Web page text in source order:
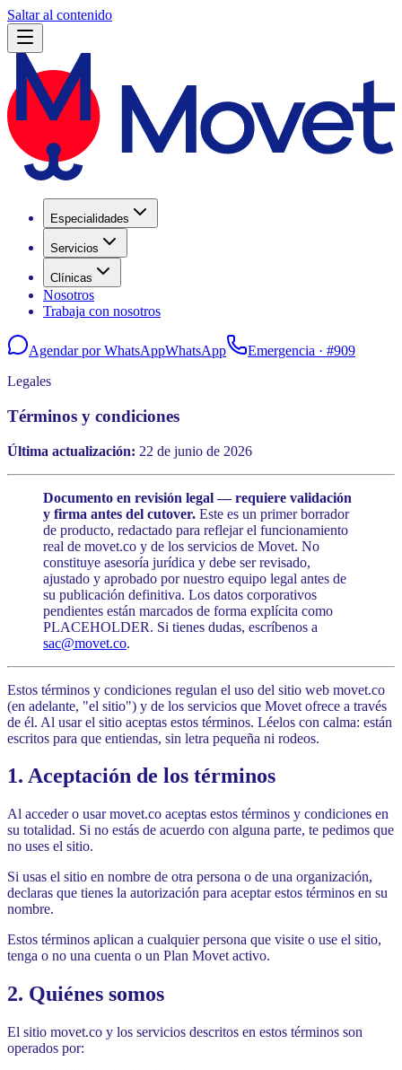
Saltar al contenido
Especialidades
Servicios
Clínicas
Nosotros
Trabaja con nosotros
Agendar por WhatsAppWhatsApp Emergencia · #909
Legales
Términos y condiciones
Última actualización: 22 de junio de 2026
Documento en revisión legal — requiere validación
y firma antes del cutover. Este es un primer borrador
de producto, redactado para reflejar el funcionamiento
real de movet.co y de los servicios de Movet. No
constituye asesoría jurídica y debe ser revisado,
ajustado y aprobado por nuestro equipo legal antes de
su publicación definitiva. Los datos corporativos
pendientes están marcados de forma explícita como
PLACEHOLDER. Si tienes dudas, escríbenos a
sac@movet.co.
Estos términos y condiciones regulan el uso del sitio web movet.co
(en adelante, "el sitio") y de los servicios que Movet ofrece a través
de él. Al usar el sitio aceptas estos términos. Léelos con calma: están
escritos para que entiendas, sin letra pequeña ni rodeos.
1. Aceptación de los términos
Al acceder o usar movet.co aceptas estos términos y condiciones en
su totalidad. Si no estás de acuerdo con alguna parte, te pedimos que
no uses el sitio.
Si usas el sitio en nombre de otra persona o de una organización,
declaras que tienes la autorización para aceptar estos términos en su
nombre.
Estos términos aplican a cualquier persona que visite o use el sitio,
tenga o no una cuenta o un Plan Movet activo.
2. Quiénes somos
El sitio movet.co y los servicios descritos en estos términos son
operados por: